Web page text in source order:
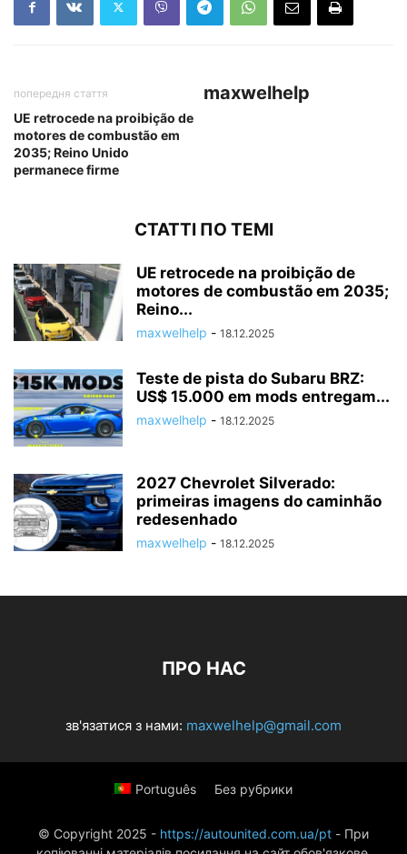
попередня стаття
UE retrocede na proibição de
motores de combustão em
2035; Reino Unido
permanece firme
maxwelhelp
СТАТТІ ПО ТЕМІ
UE retrocede na proibição de
motores de combustão em 2035;
Reino...
maxwelhelp - 18.12.2025
Teste de pista do Subaru BRZ:
US$ 15.000 em mods entregam...
maxwelhelp - 18.12.2025
2027 Chevrolet Silverado:
primeiras imagens do caminhão
redesenhado
maxwelhelp - 18.12.2025
ПРО НАС
зв'язатися з нами: maxwelhelp@gmail.com
Português Без рубрики
© Copyright 2025 - https://autounited.com.ua/pt - При